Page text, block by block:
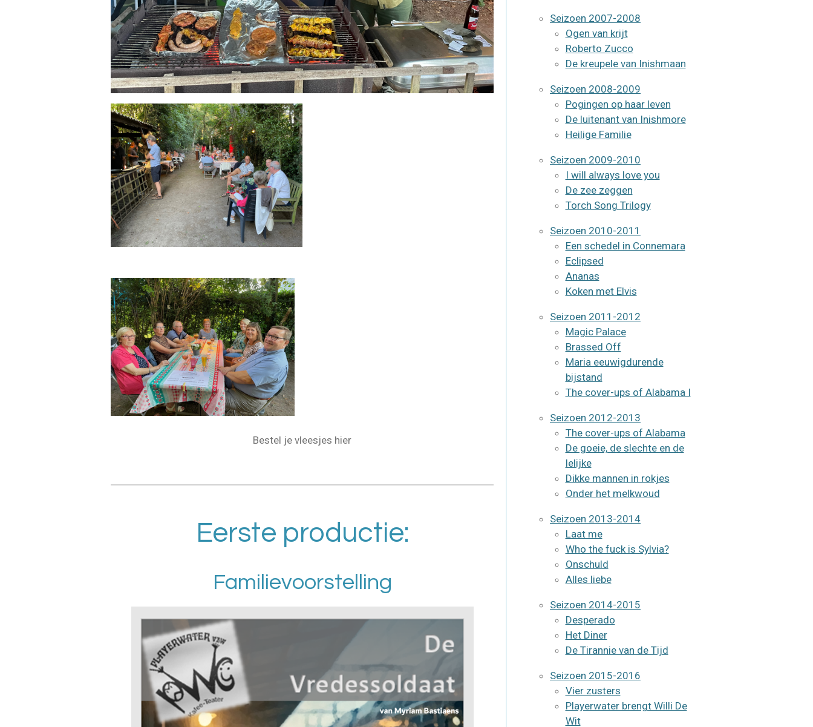
Bestel je vleesjes hier
Eerste productie:
Familievoorstelling
Seizoen 2007-2008
Ogen van krijt
Roberto Zucco
De kreupele van Inishmaan
Seizoen 2008-2009
Pogingen op haar leven
De luitenant van Inishmore
Heilige Familie
Seizoen 2009-2010
I will always love you
De zee zeggen
Torch Song Trilogy
Seizoen 2010-2011
Een schedel in Connemara
Eclipsed
Ananas
Koken met Elvis
Seizoen 2011-2012
Magic Palace
Brassed Off
Maria eeuwigdurende
bijstand
The cover-ups of Alabama I
Seizoen 2012-2013
The cover-ups of Alabama
De goeie, de slechte en de
lelijke
Dikke mannen in rokjes
Onder het melkwoud
Seizoen 2013-2014
Laat me
Who the fuck is Sylvia?
Onschuld
Alles liebe
Seizoen 2014-2015
Desperado
Het Diner
De Tirannie van de Tijd
Seizoen 2015-2016
Vier zusters
Playerwater brengt Willi De
Wit